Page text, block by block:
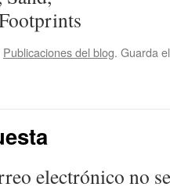
Publicaciones del blog. Guarda
electrónico no